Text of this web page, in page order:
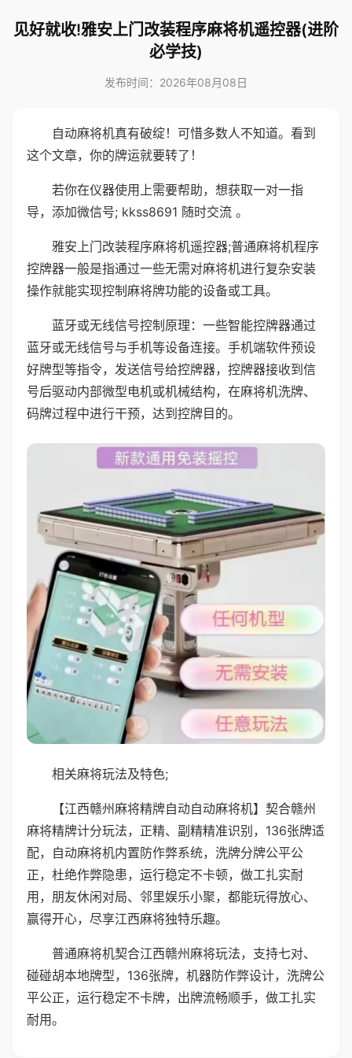
见好就收!雅安上门改装程序麻将机遥控器(进阶
必学技)
发布时间：2026年08月08日
自动麻将机真有破绽！可惜多数人不知道。看到
这个文章，你的牌运就要转了！
若你在仪器使用上需要帮助，想获取一对一指
导，添加微信号; kkss8691 随时交流 。
雅安上门改装程序麻将机遥控器;普通麻将机程序
控牌器一般是指通过一些无需对麻将机进行复杂安装
操作就能实现控制麻将牌功能的设备或工具。
蓝牙或无线信号控制原理：一些智能控牌器通过
蓝牙或无线信号与手机等设备连接。手机端软件预设
好牌型等指令，发送信号给控牌器，控牌器接收到信
号后驱动内部微型电机或机械结构，在麻将机洗牌、
码牌过程中进行干预，达到控牌目的。
相关麻将玩法及特色;
【江西赣州麻将精牌自动自动麻将机】契合赣州
麻将精牌计分玩法，正精、副精精准识别，136张牌适
配，自动麻将机内置防作弊系统，洗牌分牌公平公
正，杜绝作弊隐患，运行稳定不卡顿，做工扎实耐
用，朋友休闲对局、邻里娱乐小聚，都能玩得放心、
赢得开心，尽享江西麻将独特乐趣。
普通麻将机契合江西赣州麻将玩法，支持七对、
碰碰胡本地牌型，136张牌，机器防作弊设计，洗牌公
平公正，运行稳定不卡牌，出牌流畅顺手，做工扎实
耐用。